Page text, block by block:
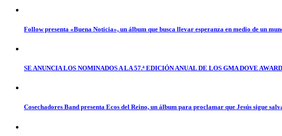
Follow presenta «Buena Noticia», un álbum que busca llevar esperanza en medio de un
SE ANUNCIA LOS NOMINADOS A LA 57.ª EDICIÓN ANUAL DE LOS GMA DOVE
Cosechadores Band presenta Ecos del Reino, un álbum para proclamar que Jesús sigue